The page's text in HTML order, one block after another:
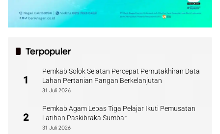
Terpopuler
1
Pemkab Solok Selatan Percepat Pemutakhiran Data
Lahan Pertanian Pangan Berkelanjutan
31 Juli 2026
2
Pemkab Agam Lepas Tiga Pelajar Ikuti Pemusatan
Latihan Paskibraka Sumbar
31 Juli 2026